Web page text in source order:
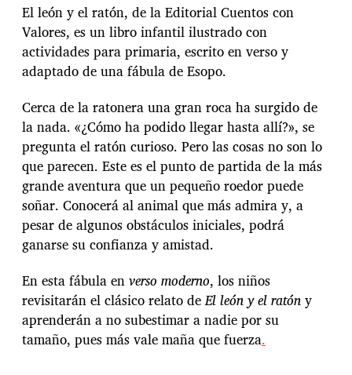
El león y el ratón, de la Editorial Cuentos con
Valores, es un libro infantil ilustrado con
actividades para primaria, escrito en verso y
adaptado de una fábula de Esopo.
Cerca de la ratonera una gran roca ha surgido de
la nada. «¿Cómo ha podido llegar hasta allí?», se
pregunta el ratón curioso. Pero las cosas no son lo
que parecen. Este es el punto de partida de la más
grande aventura que un pequeño roedor puede
soñar. Conocerá al animal que más admira y, a
pesar de algunos obstáculos iniciales, podrá
ganarse su confianza y amistad.
En esta fábula enverso moderno, los niños
revisitarán el clásico relato deEl león y el ratóny
aprenderán a no subestimar a nadie por su
tamaño, pues más vale maña que fuerza.